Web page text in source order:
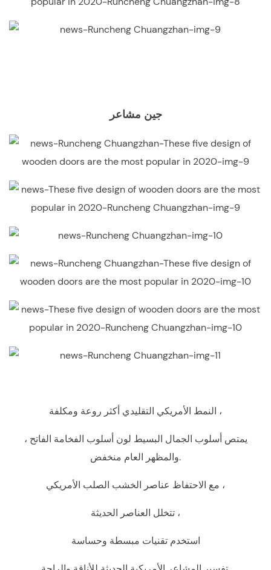
جين مشاعر
النمط الأمريكي التقليدي أكثر روعة ومكلفة ،
يمتص أسلوب الجمال البسيط لون أسلوب الفخامة الفاتح ،
والمظهر العام منخفض.
مع الاحتفاظ عناصر الخشب الصلب الأمريكي ،
تتخلل العناصر الحديثة ،
استخدم تقنيات مبسطة وحساسة